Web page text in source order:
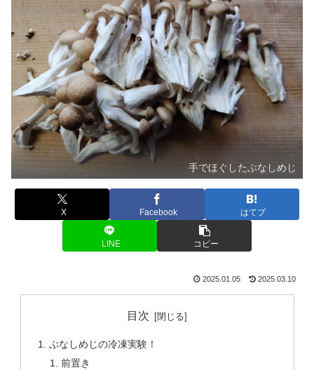
手でほぐしたぶなしめじ
X Facebook はてブ
LINE コピー
2025.01.05 2025.03.10
目次
ぶなしめじの冷凍実験！
前置き